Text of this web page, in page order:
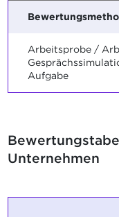
Arbeitsprobe /
Aufgabe
Unternehmen